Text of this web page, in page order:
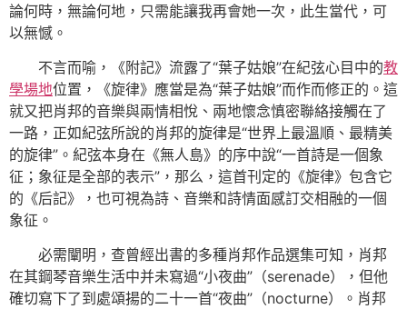
論何時，無論何地，只需能讓我再會她一次，此生當代，可
以無憾。
不言而喻，《附記》流露了“葉子姑娘”在紀弦心目中的教
學場地位置，《旋律》應當是為“葉子姑娘”而作而修正的。這
就又把肖邦的音樂與兩情相悅、兩地懷念慎密聯絡接觸在了
一路，正如紀弦所說的肖邦的旋律是“世界上最溫順、最精美
的旋律”。紀弦本身在《無人島》的序中說“一首詩是一個象
征；象征是全部的表示”，那么，這首刊定的《旋律》包含它
的《后記》，也可視為詩、音樂和詩情面感訂交相融的一個
象征。
必需闡明，查曾經出書的多種肖邦作品選集可知，肖邦
在其鋼琴音樂生活中并未寫過“小夜曲”（serenade），但他
確切寫下了到處頌揚的二十一首“夜曲”（nocturne）。肖邦